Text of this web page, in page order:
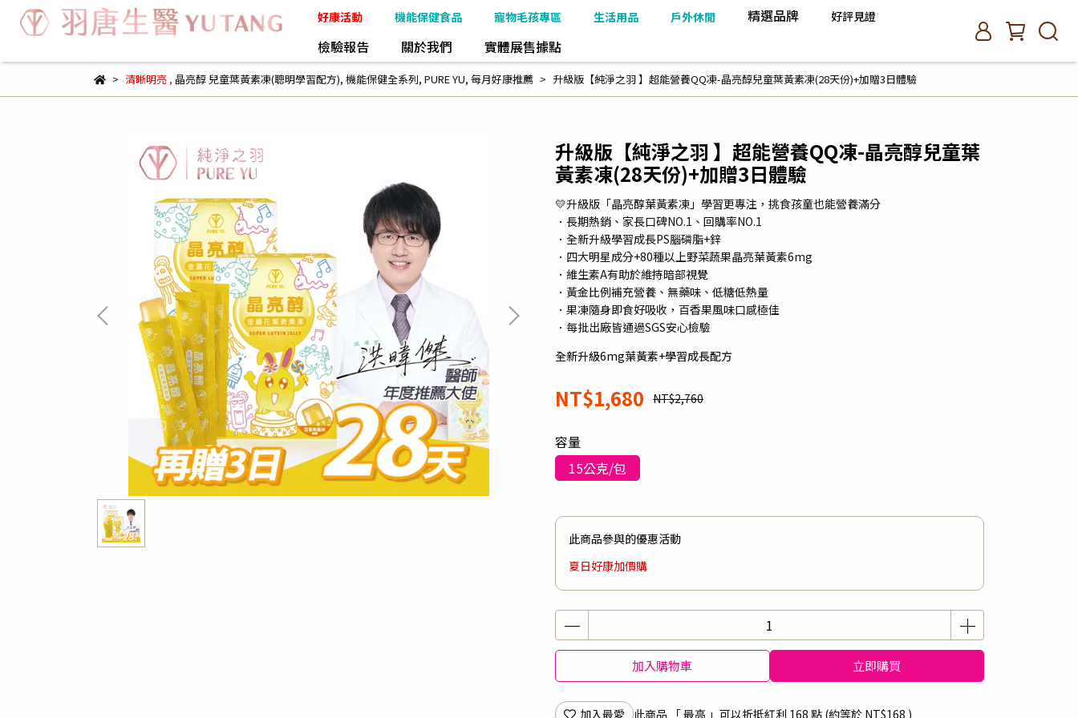
好康活動 機能保健食品 寵物毛孩專區 生活用品 戶外休閒 精選品牌 好評見證
檢驗報告 關於我們 實體展售據點
清晰明亮, 晶亮醇 兒童葉黃素凍(聰明學習配方), 機能保健全系列, PURE YU, 每月好康推薦 升級版【純淨之羽 】超能營養QQ凍-晶亮醇兒童葉黃素凍(28天份)+加贈3日體驗
升級版【純淨之羽 】超能營養QQ凍-晶亮醇兒童葉
黃素凍(28天份)+加贈3日體驗
💛升級版「晶亮醇葉黃素凍」學習更專注，挑食孩童也能營養滿分
．長期熱銷、家長口碑NO.1、回購率NO.1
．全新升級學習成長PS腦磷脂+鋅
．四大明星成分+80種以上野菜蔬果晶亮葉黃素6mg
．維生素A有助於維持暗部視覺
．黃金比例補充營養、無藥味、低糖低熱量
．果凍隨身即食好吸收，百香果風味口感極佳
．每批出廠皆通過SGS安心檢驗
全新升級6mg葉黃素+學習成長配方
NT$1,680 NT$2,760
容量
15公克/包
此商品參與的優惠活動
夏日好康加價購
加入購物車 立即購買
加入最愛 此商品 「 最高 」可以折抵紅利 168 點 (約等於 NT$168 )